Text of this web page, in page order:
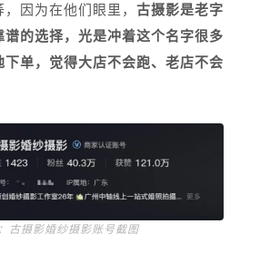
，因为在他们眼里，古摄影是老字
谱的选择，光是冲着这个名字很多
下单，觉得大店不会跑、老店不会
古摄影婚纱摄影账号截图